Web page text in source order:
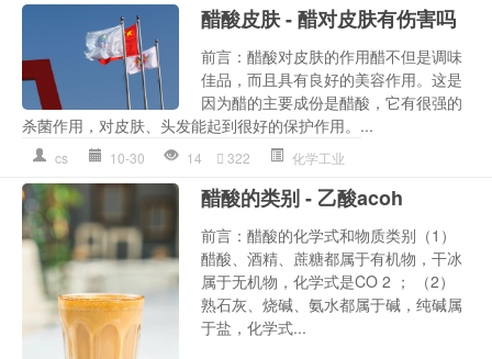
醋酸皮肤 - 醋对皮肤有伤害吗
前言：醋酸对皮肤的作用醋不但是调味
佳品，而且具有良好的美容作用。这是
因为醋的主要成份是醋酸，它有很强的
杀菌作用，对皮肤、头发能起到很好的保护作用。...
cs 10-30 14 322 化学工业
醋酸的类别 - 乙酸acoh
前言：醋酸的化学式和物质类别（1）
醋酸、酒精、蔗糖都属于有机物，干冰
属于无机物，化学式是CO 2 ； （2）
熟石灰、烧碱、氨水都属于碱，纯碱属
于盐，化学式...